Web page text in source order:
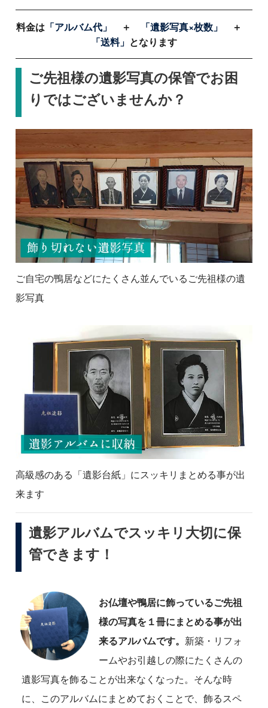
料金は 「アルバム代」 ＋ 「遺影写真×枚数」
＋
「送料」 となります
ご先祖様の遺影写真の保管でお困
りではございませんか？
ご自宅の鴨居などにたくさん並んでいるご先祖様の遺
影写真
高級感のある「遺影台紙」にスッキリまとめる事が出
来ます
遺影アルバムでスッキリ大切に保
管できます！
お仏壇や鴨居に飾っているご先祖
様の写真を１冊にまとめる事が出
来るアルバムです。 新築・リフォ
ームやお引越しの際にたくさんの
遺影写真を飾ることが出来なくなった。そんな時
に、このアルバムにまとめておくことで、飾るスペ